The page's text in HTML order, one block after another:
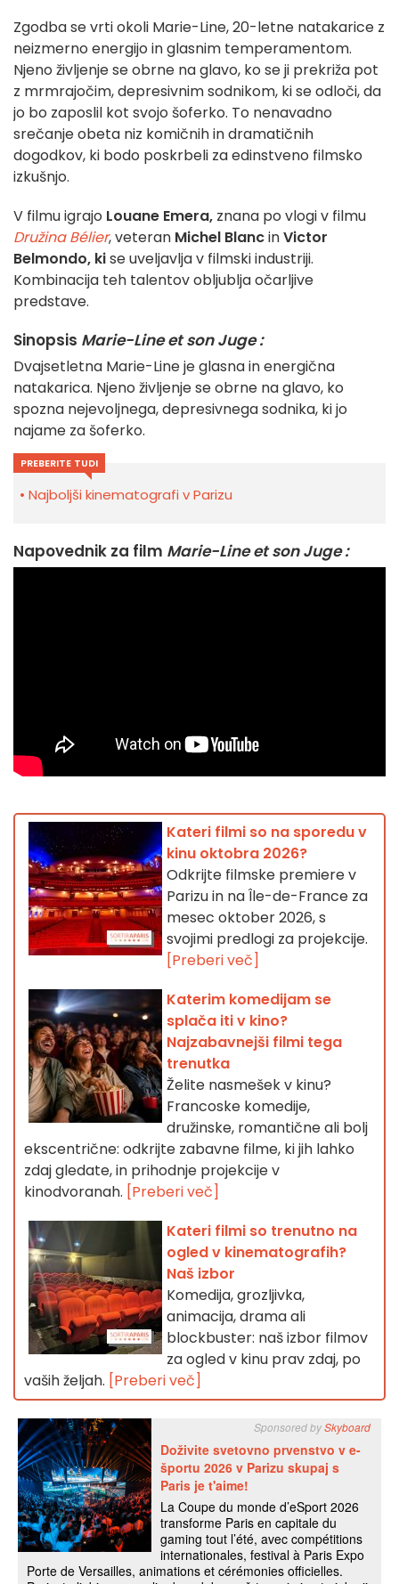
Zgodba se vrti okoli Marie-Line, 20-letne natakarice z
neizmerno energijo in glasnim temperamentom.
Njeno življenje se obrne na glavo, ko se ji prekriža pot
z mrmrajočim, depresivnim sodnikom, ki se odloči, da
jo bo zaposlil kot svojo šoferko. To nenavadno
srečanje obeta niz komičnih in dramatičnih
dogodkov, ki bodo poskrbeli za edinstveno filmsko
izkušnjo.
V filmu igrajo Louane Emera, znana po vlogi v filmu
Družina Bélier, veteran Michel BlancinVictor
Belmondo, kise uveljavlja v filmski industriji.
Kombinacija teh talentov obljublja očarljive
predstave.
Sinopsis Marie-Line et son Juge :
Dvajsetletna Marie-Line je glasna in energična
natakarica. Njeno življenje se obrne na glavo, ko
spozna nejevoljnega, depresivnega sodnika, ki jo
najame za šoferko.
PREBERITE TUDI
Najboljši kinematografi v Parizu
Napovednik za film Marie-Line et son Juge :
Kateri filmi so na sporedu v
kinu oktobra 2026?
Odkrijte filmske premiere v
Parizu in na Île-de-France za
mesec oktober 2026, s
svojimi predlogi za projekcije.
[Preberi več]
Katerim komedijam se
splača iti v kino?
Najzabavnejši filmi tega
trenutka
Želite nasmešek v kinu?
Francoske komedije,
družinske, romantične ali bolj
ekscentrične: odkrijte zabavne filme, ki jih lahko
zdaj gledate, in prihodnje projekcije v
kinodvoranah. [Preberi več]
Kateri filmi so trenutno na
ogled v kinematografih?
Naš izbor
Komedija, grozljivka,
animacija, drama ali
blockbuster: naš izbor filmov
za ogled v kinu prav zdaj, po
vaših željah. [Preberi več]